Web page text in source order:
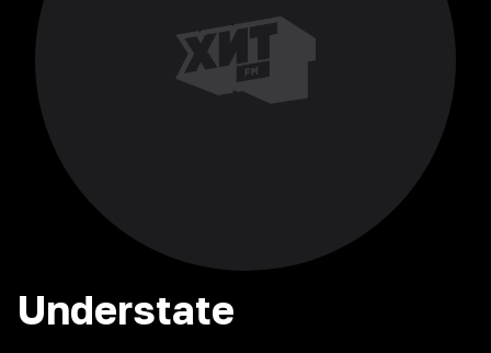
Understate